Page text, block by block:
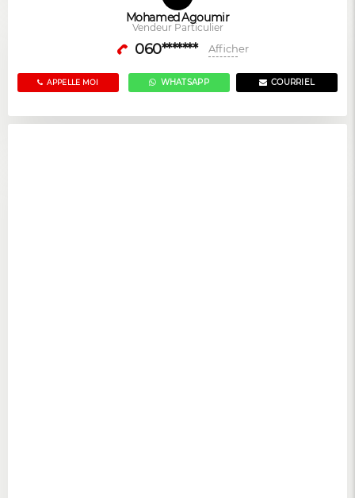
Mohamed Agoumir
Vendeur Particulier
060******* Afficher
APPELLE MOI COURRIEL
WHATSAPP